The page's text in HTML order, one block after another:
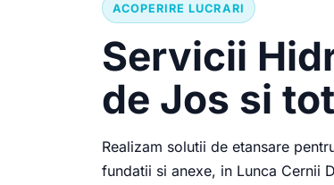
ACOPERIRE LUCRARI
Servicii
de Jos si
Realizam solutii de etansare
fundatii si anexe, in Lunca Cernii